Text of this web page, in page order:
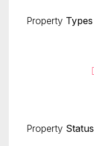
Property Types
Property Status